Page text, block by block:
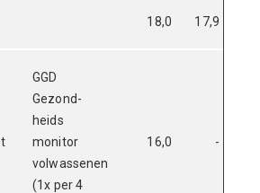
18,0 17,9
GGD
Gezond-
heids
monitor
volwassenen
(1x per 4
16,0 -